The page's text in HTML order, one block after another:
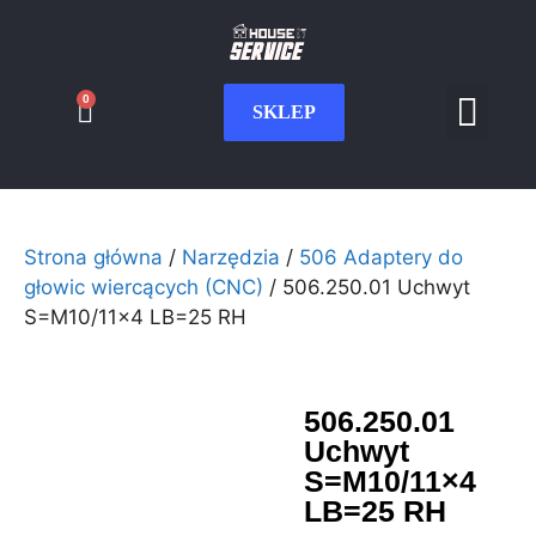
SKLEP
0
Strona główna / Narzędzia / 506 Adaptery do
głowic wiercących (CNC) / 506.250.01 Uchwyt
S=M10/11×4 LB=25 RH
506.250.01
Uchwyt
S=M10/11×4
LB=25 RH